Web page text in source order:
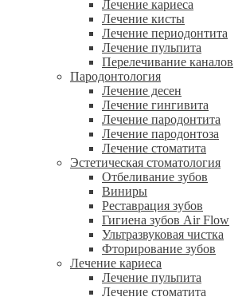
Лечение кариеса
Лечение кисты
Лечение периодонтита
Лечение пульпита
Перелечивание каналов
Пародонтология
Лечение десен
Лечение гингивита
Лечение пародонтита
Лечение пародонтоза
Лечение стоматита
Эстетическая стоматология
Отбеливание зубов
Виниры
Реставрация зубов
Гигиена зубов Air Flow
Ультразвуковая чистка
Фторирование зубов
Лечение кариеса
Лечение пульпита
Лечение стоматита